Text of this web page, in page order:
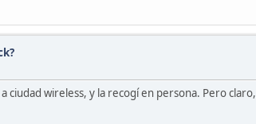
wireless, y la recogí en persona. Pero